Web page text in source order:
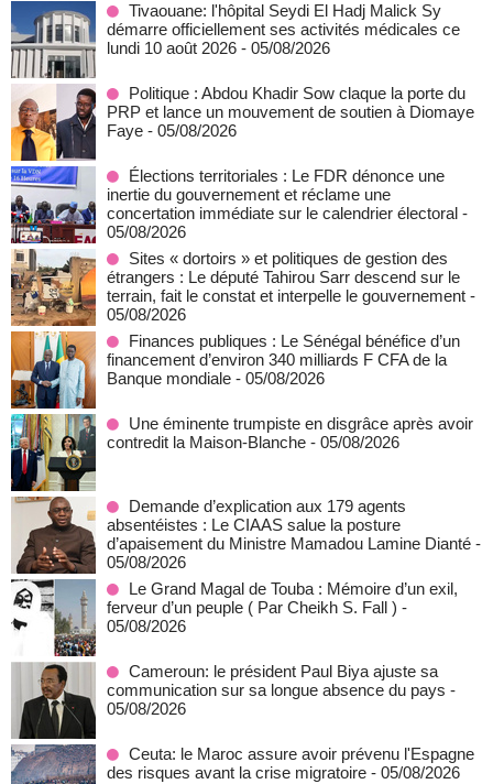
Tivaouane: l'hôpital Seydi El Hadj Malick Sy
démarre officiellement ses activités médicales ce
lundi 10 août 2026 - 05/08/2026
Politique : Abdou Khadir Sow claque la porte du
PRP et lance un mouvement de soutien à Diomaye
Faye - 05/08/2026
Élections territoriales : Le FDR dénonce une
inertie du gouvernement et réclame une
concertation immédiate sur le calendrier électoral -
05/08/2026
Sites « dortoirs » et politiques de gestion des
étrangers : Le député Tahirou Sarr descend sur le
terrain, fait le constat et interpelle le gouvernement -
05/08/2026
Finances publiques : Le Sénégal bénéfice d’un
financement d’environ 340 milliards F CFA de la
Banque mondiale - 05/08/2026
Une éminente trumpiste en disgrâce après avoir
contredit la Maison-Blanche - 05/08/2026
Demande d’explication aux 179 agents
absentéistes : Le CIAAS salue la posture
d’apaisement du Ministre Mamadou Lamine Dianté -
05/08/2026
Le Grand Magal de Touba : Mémoire d’un exil,
ferveur d’un peuple ( Par Cheikh S. Fall ) -
05/08/2026
Cameroun: le président Paul Biya ajuste sa
communication sur sa longue absence du pays -
05/08/2026
Ceuta: le Maroc assure avoir prévenu l'Espagne
des risques avant la crise migratoire - 05/08/2026